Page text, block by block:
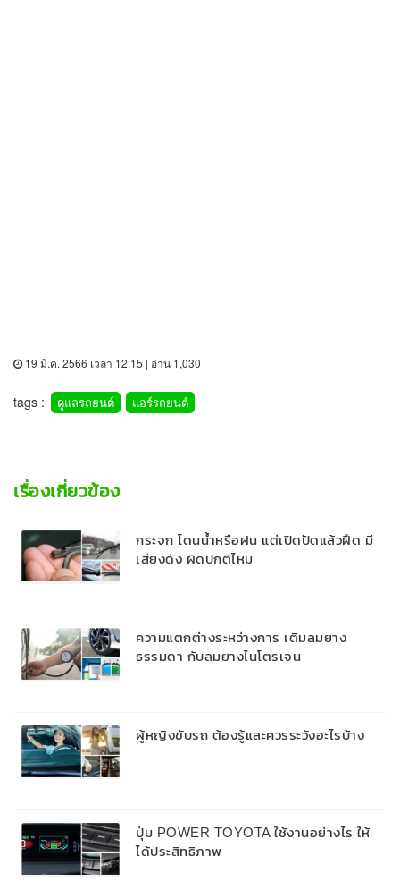
19 มี.ค. 2566 เวลา 12:15 | อ่าน 1,030
tags : ดูแลรถยนต์ แอร์รถยนต์
เรื่องเกี่ยวข้อง
กระจก โดนน้ำหรือฝน แต่เปิดปัดแล้วฝืด มี
เสียงดัง ผิดปกติไหม
ความแตกต่างระหว่างการ เติมลมยาง
ธรรมดา กับลมยางไนโตรเจน
ผู้หญิงขับรถ ต้องรู้และควรระวังอะไรบ้าง
ปุ่ม POWER TOYOTA ใช้งานอย่างไร ให้
ได้ประสิทธิภาพ